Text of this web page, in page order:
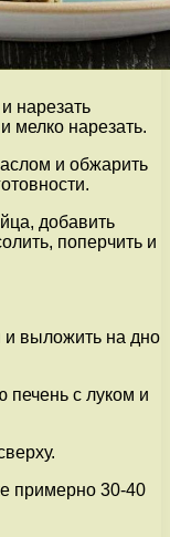
нарезать
мелко нарезать.
и обжарить
добавить
поперчить и
выложить на дно
печень с луком и
примерно 30-40